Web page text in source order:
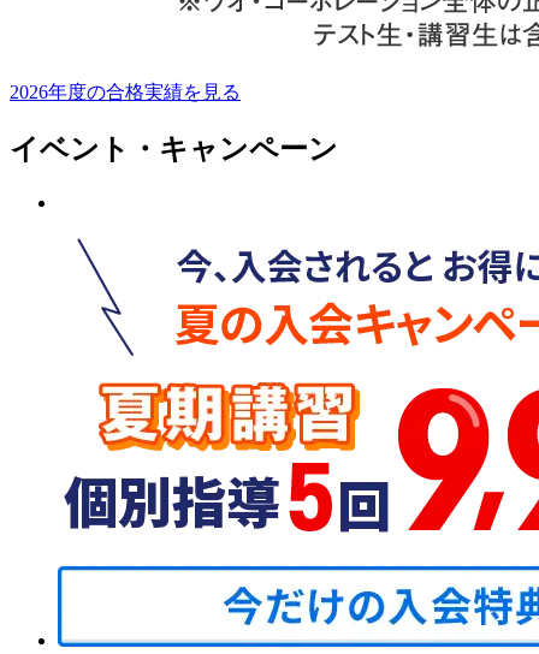
2026年度の合格実績を見る
イベント・キャンペーン